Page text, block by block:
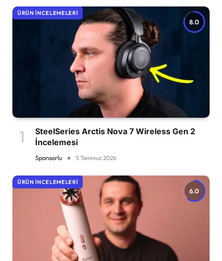
8.0
ÜRÜN İNCELEMELERI
SteelSeries Arctis Nova 7 Wireless Gen 2
İncelemesi
Sponsorlu 5 Temmuz 2026
6.0
ÜRÜN İNCELEMELERI